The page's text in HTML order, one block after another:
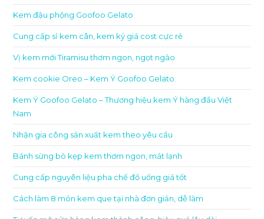
Kem đậu phộng Goofoo Gelato
Cung cấp sỉ kem cân, kem ký giá cost cực rẻ
Vị kem mới Tiramisu thơm ngon, ngọt ngào
Kem cookie Oreo – Kem Ý Goofoo Gelato
Kem Ý Goofoo Gelato – Thương hiệu kem Ý hàng đầu Việt
Nam
Nhận gia công sản xuất kem theo yêu cầu
Bánh sừng bò kẹp kem thơm ngon, mát lạnh
Cung cấp nguyên liệu pha chế đồ uống giá tốt
Cách làm 8 món kem que tại nhà đơn giản, dễ làm